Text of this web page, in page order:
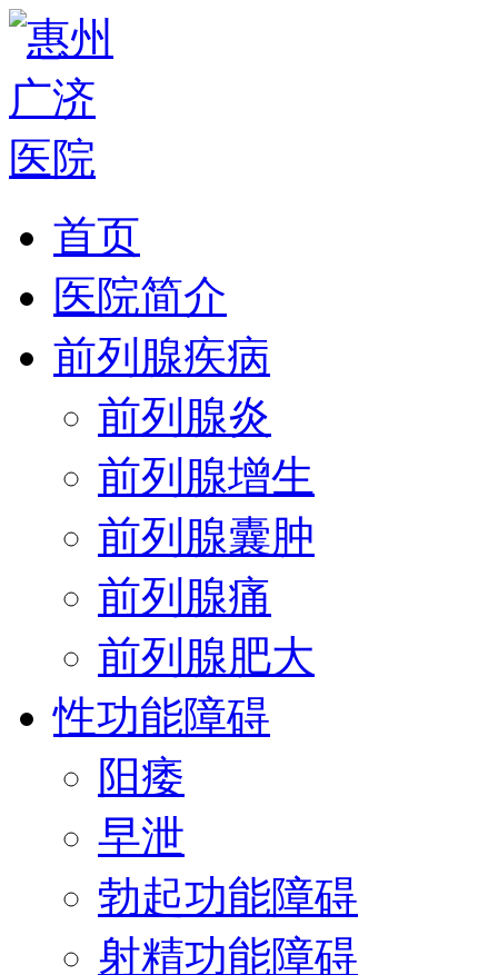
首页
医院简介
前列腺疾病
前列腺炎
前列腺增生
前列腺囊肿
前列腺痛
前列腺肥大
性功能障碍
阳痿
早泄
勃起功能障碍
射精功能障碍